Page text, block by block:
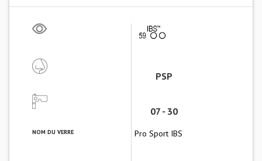
PSP
07 - 30
NOM DU VERRE Pro Sport IBS